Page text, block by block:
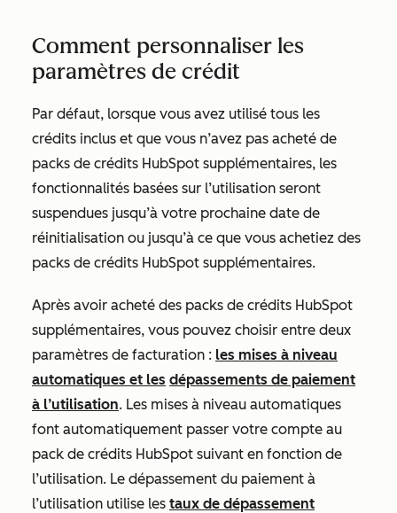
Comment personnaliser les
paramètres de crédit
Par défaut, lorsque vous avez utilisé tous les
crédits inclus et que vous n’avez pas acheté de
packs de crédits HubSpot supplémentaires, les
fonctionnalités basées sur l’utilisation seront
suspendues jusqu’à votre prochaine date de
réinitialisation ou jusqu’à ce que vous achetiez des
packs de crédits HubSpot supplémentaires.
Après avoir acheté des packs de crédits HubSpot
supplémentaires, vous pouvez choisir entre deux
paramètres de facturation : les mises à niveau
automatiques et les dépassements de paiement
à l’utilisation. Les mises à niveau automatiques
font automatiquement passer votre compte au
pack de crédits HubSpot suivant en fonction de
l’utilisation. Le dépassement du paiement à
l’utilisation utilise les taux de dépassement